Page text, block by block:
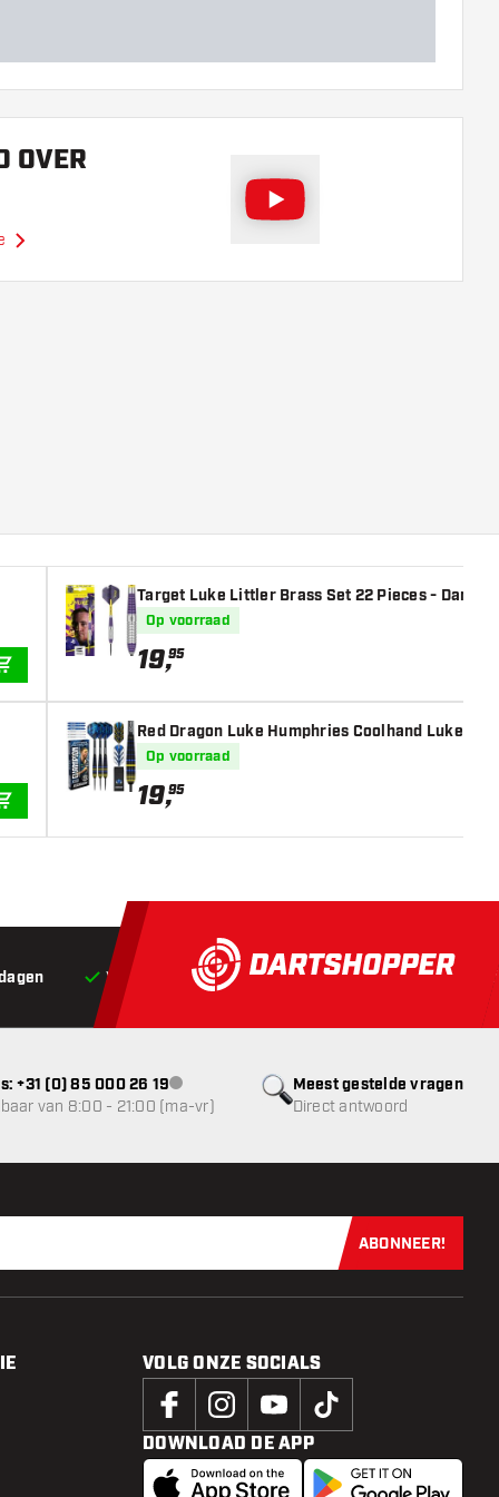
OVER
Target Luke Littler Brass Set 22 Pieces -
Op voorraad
19,95
Red Dragon Luke Humphries Coolhand Luke
Op voorraad
19,95
Voor 22:00 besteld,vandaag verstuurd*
Meest gestelde vragen
Direct antwoord
+31 (0) 85 000 26 19klantenservice niet beschikbaar
van 8:00 - 21:00 (ma-vr)
Schrijf je
ABONNEER!
VOLG ONZE SOCIALS
DOWNLOAD DE APP